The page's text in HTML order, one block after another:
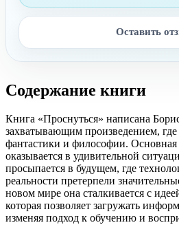
Оставить
Содержание книги
Книга «Проснуться» написана
захватывающим произведением,
фантастики и философии. Основная
оказывается в удивительной
просыпается в будущем, где
реальности претерпели
новом мире она сталкивается с
которая позволяет загружать
изменяя подход к обучению и